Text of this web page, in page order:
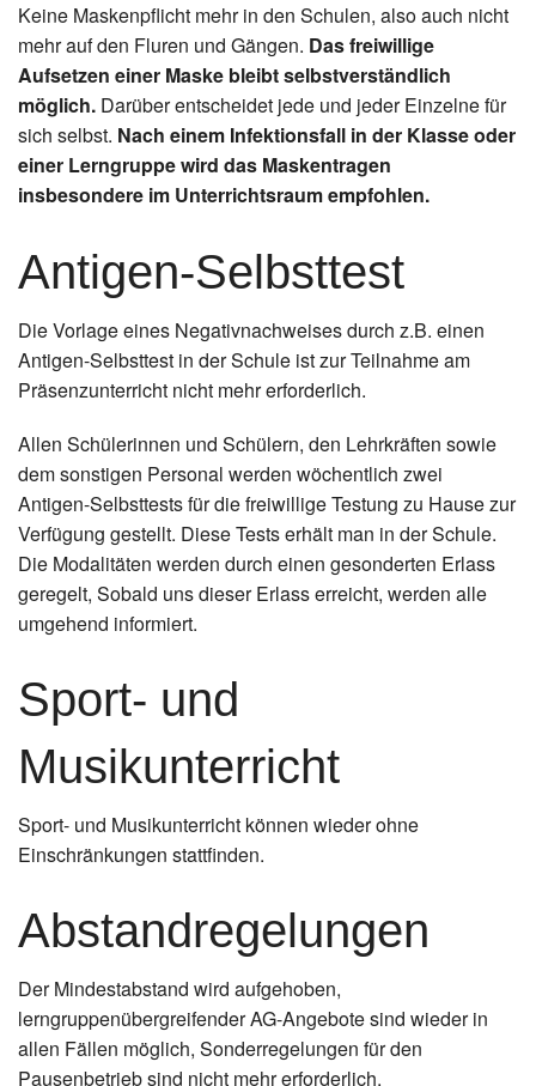
Keine Maskenpflicht mehr in den Schulen, also auch nicht
mehr auf den Fluren und Gängen. Das freiwillige
Aufsetzen einer Maske bleibt selbstverständlich
möglich. Darüber entscheidet jede und jeder Einzelne für
sich selbst. Nach einem Infektionsfall in der Klasse oder
einer Lerngruppe wird das Maskentragen
insbesondere im Unterrichtsraum empfohlen.
Antigen-Selbsttest
Die Vorlage eines Negativnachweises durch z.B. einen
Antigen-Selbsttest in der Schule ist zur Teilnahme am
Präsenzunterricht nicht mehr erforderlich.
Allen Schülerinnen und Schülern, den Lehrkräften sowie
dem sonstigen Personal werden wöchentlich zwei
Antigen-Selbsttests für die freiwillige Testung zu Hause zur
Verfügung gestellt. Diese Tests erhält man in der Schule.
Die Modalitäten werden durch einen gesonderten Erlass
geregelt, Sobald uns dieser Erlass erreicht, werden alle
umgehend informiert.
Sport- und
Musikunterricht
Sport- und Musikunterricht können wieder ohne
Einschränkungen stattfinden.
Abstandregelungen
Der Mindestabstand wird aufgehoben,
lerngruppenübergreifender AG-Angebote sind wieder in
allen Fällen möglich, Sonderregelungen für den
Pausenbetrieb sind nicht mehr erforderlich.